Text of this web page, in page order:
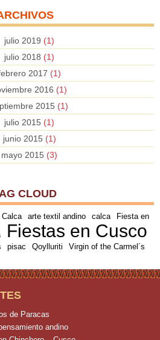
julio 2019 (1)
julio 2018 (1)
2017 (1)
2016 (1)
2015 (1)
julio 2015 (1)
junio 2015 (1)
mayo 2015 (3)
CLOUD
arte textil andino calca
Fiesta en
Fiestas en Cusco
pisac Qoylluriti Virgin of the Carmel´s
de Paracas
andino